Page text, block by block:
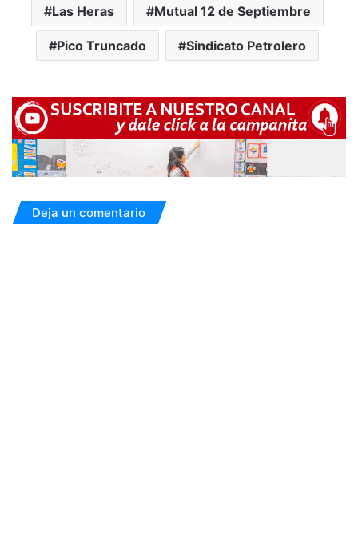
Las Heras Mutual 12 de Septiembre
Pico Truncado Sindicato Petrolero
Deja un comentario